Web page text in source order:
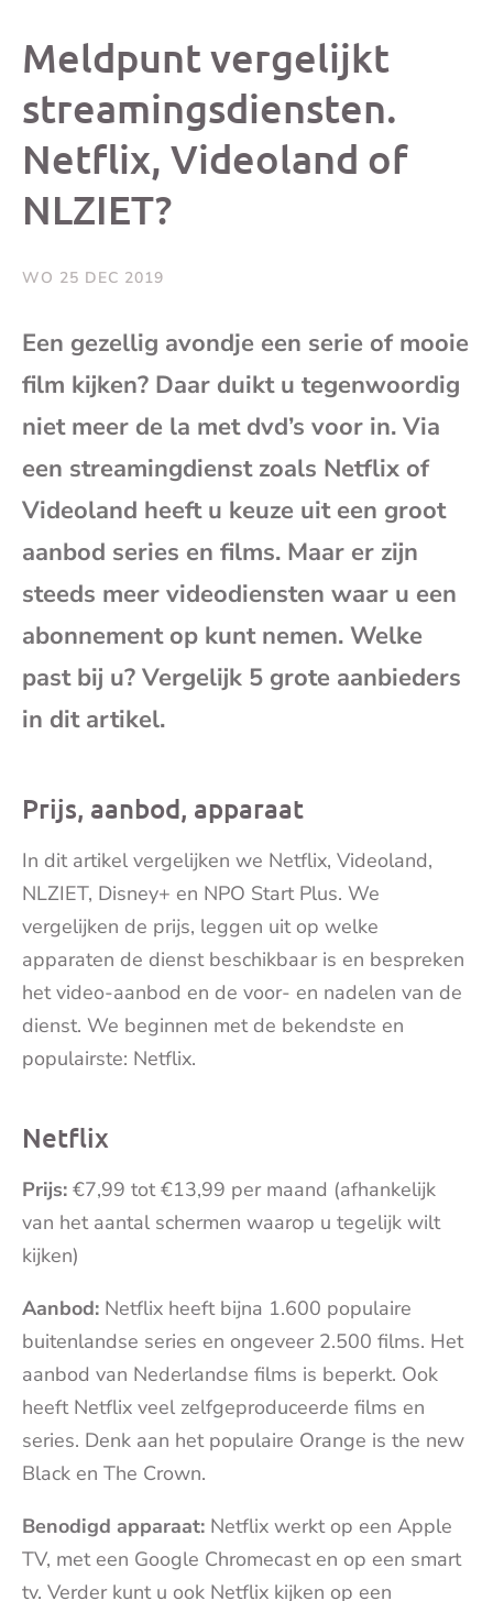
bericht
op op op
je
Meldpunt vergelijkt
streamingsdiensten.
Netflix, Videoland of
NLZIET?
WO 25 DEC 2019
Een gezellig avondje een serie of mooie
film kijken? Daar duikt u tegenwoordig
niet meer de la met dvd’s voor in. Via
een streamingdienst zoals Netflix of
Videoland heeft u keuze uit een groot
aanbod series en films. Maar er zijn
steeds meer videodiensten waar u een
abonnement op kunt nemen. Welke
past bij u? Vergelijk 5 grote aanbieders
in dit artikel.
Prijs, aanbod, apparaat
In dit artikel vergelijken we Netflix, Videoland,
NLZIET, Disney+ en NPO Start Plus. We
vergelijken de prijs, leggen uit op welke
apparaten de dienst beschikbaar is en bespreken
het video-aanbod en de voor- en nadelen van de
dienst. We beginnen met de bekendste en
populairste: Netflix.
Netflix
Prijs: €7,99 tot €13,99 per maand (afhankelijk
van het aantal schermen waarop u tegelijk wilt
kijken)
Aanbod: Netflix heeft bijna 1.600 populaire
buitenlandse series en ongeveer 2.500 films. Het
aanbod van Nederlandse films is beperkt. Ook
heeft Netflix veel zelfgeproduceerde films en
series. Denk aan het populaire Orange is the new
Black en The Crown.
Benodigd apparaat: Netflix werkt op een Apple
TV, met een Google Chromecast en op een smart
tv. Verder kunt u ook Netflix kijken op een